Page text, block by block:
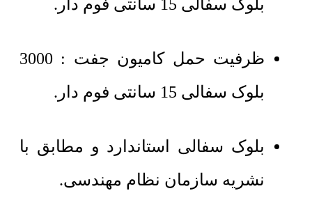
بلوک سفالی 15 سانتی فوم دار.
ظرفیت حمل کامیون جفت : 3000
بلوک سفالی 15 سانتی فوم دار.
بلوک سفالی استاندارد و مطابق با
نشریه سازمان نظام مهندسی.